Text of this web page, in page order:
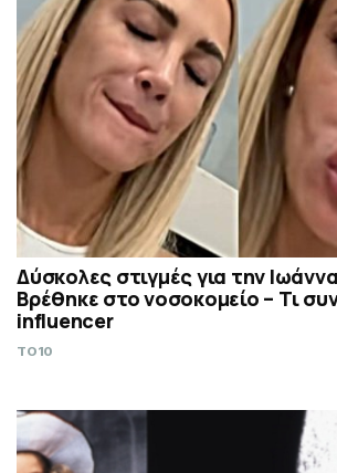
Δύσκολες στιγμές για την
Βρέθηκε στο νοσοκομείο – Τι
influencer
TO10